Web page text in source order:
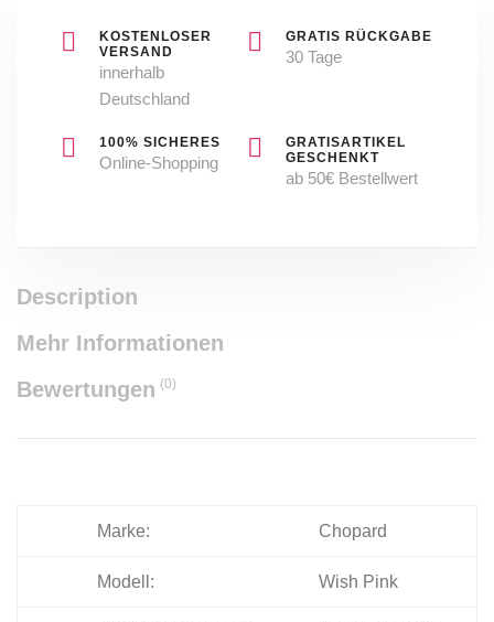
KOSTENLOSER
VERSAND
innerhalb
Deutschland
GRATIS RÜCKGABE
30 Tage
100% SICHERES
Online-Shopping
GRATISARTIKEL
GESCHENKT
ab 50€ Bestellwert
Description
Mehr Informationen
Bewertungen(0)
Marke: Chopard
Modell: Wish Pink